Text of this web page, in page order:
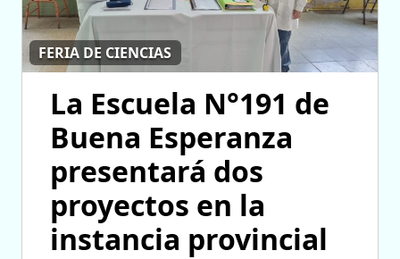
FERIA DE CIENCIAS
La Escuela N°191 de
Buena Esperanza
presentará dos
proyectos en la
instancia provincial